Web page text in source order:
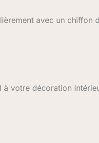
avec un chiffon
votre décoration